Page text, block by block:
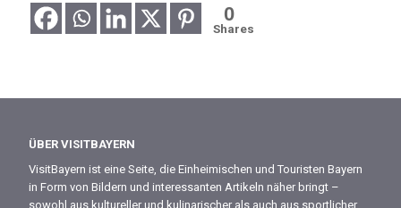
0
Shares
ÜBER VISITBAYERN
VisitBayern ist eine Seite, die Einheimischen und Touristen Bayern
in Form von Bildern und interessanten Artikeln näher bringt –
sowohl aus kultureller und kulinarischer als auch aus sportlicher